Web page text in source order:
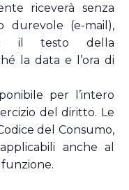
riceverà senza
durevole (e-mail),
il testo della
la data e l’ora di
per l’intero
del diritto. Le
del Consumo,
anche al